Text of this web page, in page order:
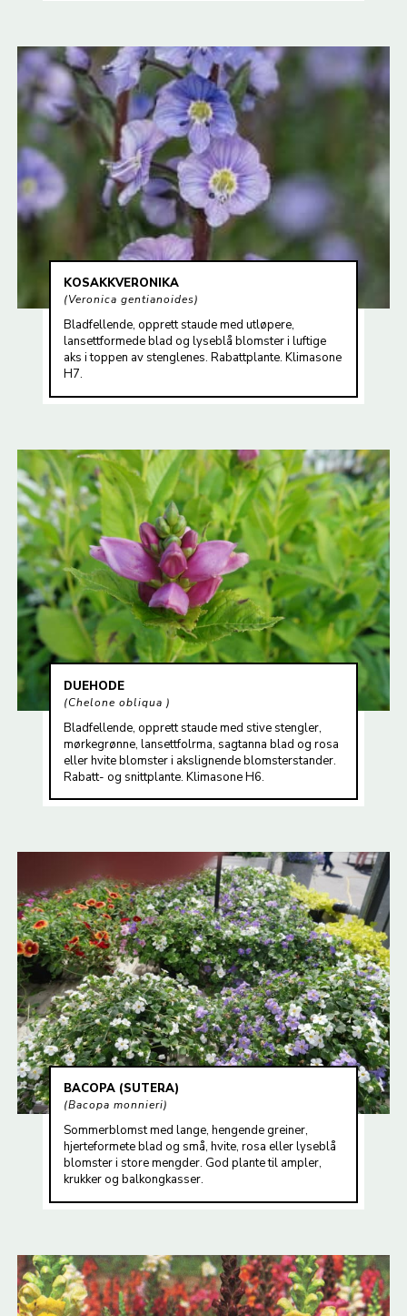
KOSAKKVERONIKA
Veronica gentianoides
Bladfellende, opprett staude med utløpere,
lansettformede blad og lyseblå blomster i luftige
aks i toppen av stenglenes. Rabattplante. Klimasone
H7.
DUEHODE
Chelone obliqua
Bladfellende, opprett staude med stive stengler,
mørkegrønne, lansettfolrma, sagtanna blad og rosa
eller hvite blomster i akslignende blomsterstander.
Rabatt- og snittplante. Klimasone H6.
BACOPA (SUTERA)
Bacopa monnieri
Sommerblomst med lange, hengende greiner,
hjerteformete blad og små, hvite, rosa eller lyseblå
blomster i store mengder. God plante til ampler,
krukker og balkongkasser.